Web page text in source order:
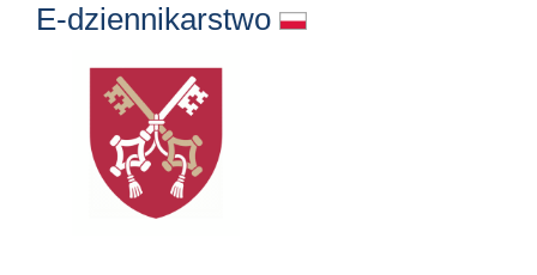
E-dziennikarstwo